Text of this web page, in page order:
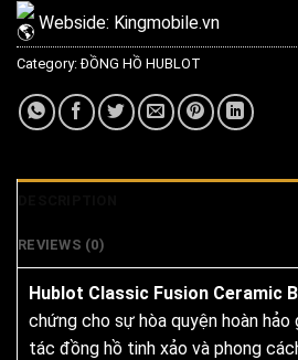
Webside: Kingmobile.vn
Category:ĐỒNG HỒ HUBLOT
REVIEWS (0)
Hublot Classic Fusion Ceramic
chứng cho sự hòa quyện hoàn
tác đồng hồ tinh xảo và phong